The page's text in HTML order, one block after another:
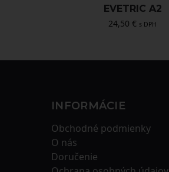
EVETRIC A2
24,50€ s DPH
INFORMÁCIE
Obchodné podmienky
O nás
Doručenie